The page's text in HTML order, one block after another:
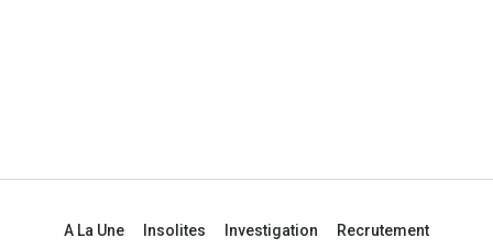
A La Une Insolites Investigation Recrutement